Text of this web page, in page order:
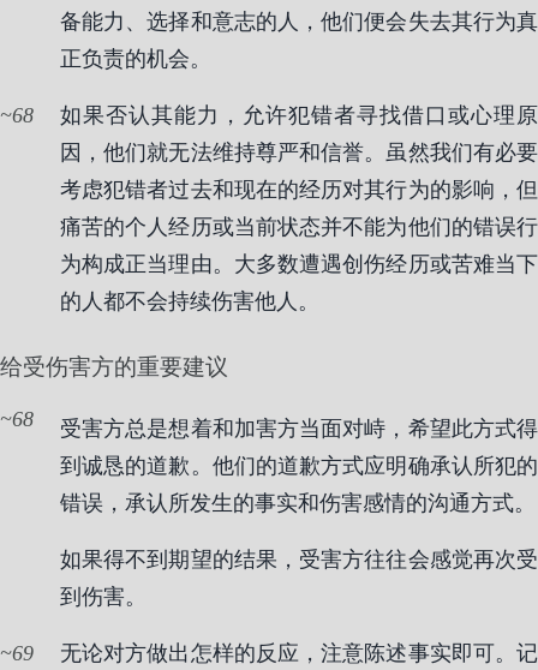
备能力、选择和意志的人，他们便会失去其行为真
正负责的机会。
68
如果否认其能力，允许犯错者寻找借口或心理原
因，他们就无法维持尊严和信誉。虽然我们有必要
考虑犯错者过去和现在的经历对其行为的影响，但
痛苦的个人经历或当前状态并不能为他们的错误行
为构成正当理由。大多数遭遇创伤经历或苦难当下
的人都不会持续伤害他人。
给受伤害方的重要建议
68
受害方总是想着和加害方当面对峙，希望此方式得
到诚恳的道歉。他们的道歉方式应明确承认所犯的
错误，承认所发生的事实和伤害感情的沟通方式。
如果得不到期望的结果，受害方往往会感觉再次受
到伤害。
69
无论对方做出怎样的反应，注意陈述事实即可。记